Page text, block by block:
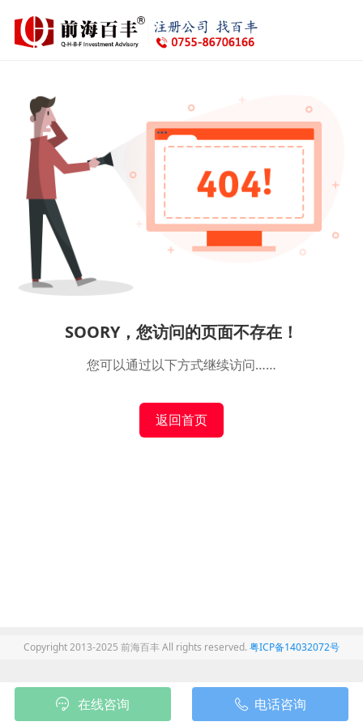
SOORY，您访问的页面不存在！
您可以通过以下方式继续访问……
返回首页
Copyright 2013-2025 前海百丰 All rights reserved. 粤ICP备14032072号
在线咨询 电话咨询